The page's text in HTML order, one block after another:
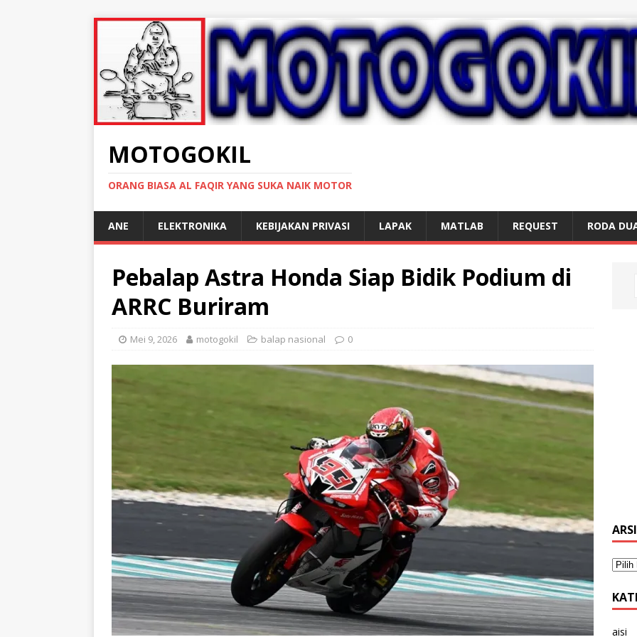
MOTOGOKIL
ORANG BIASA AL FAQIR YANG SUKA NAIK MOTOR
ANE ELEKTRONIKA KEBIJAKAN PRIVASI LAPAK MATLAB REQUEST RODA
Pebalap Astra Honda Siap Bidik Podium di
ARRC Buriram
Mei 9, 2026 motogokil balap nasional 0
aisi